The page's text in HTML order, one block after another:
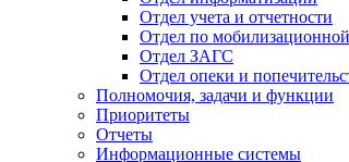
Отдел учета и отчетности
Отдел по
Отдел ЗАГС
Отдел опеки и
Полномочия, задачи и функции
Приоритеты
Отчеты
Информационные системы